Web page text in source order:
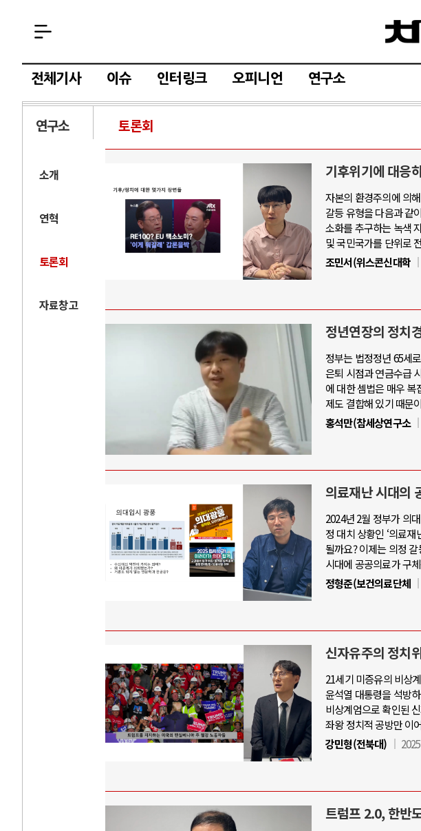
전체기사 이슈 인터링크 오피니언 연구소
연구소 토론회
소개
연혁
토론회
자료창고
기후위기에 대응
자본의 환경주의에 의
갈등 유형을 다음과 같
소화를 추구하는 녹색
및 국민국가를 단위로
조민서(위스콘신대학
정년연장의 정치
정부는 법정정년 65세
은퇴 시점과 연금수급
에 대한 셈법은 매우
제도 결합해 있기 때문
홍석만(참세상연구소
의료재난 시대의
2024년 2월 정부가 의
정 대치 상황인 ‘의료
될까요? 이제는 의정
시대에 공공의료가 구
정형준(보건의료단체
신자유주의 정치
21세기 미증유의 비상
윤석열 대통령을 석방
비상계엄으로 확인된
좌왕 정치적 공방만 이
강민형(전북대)
트럼프 2.0, 한반
중국 AI, 저가 공세로 글로벌 토큰 시..
AI 국부펀드 구상 놓고 미국 진보진영 ..
러시아-우크라이나 전쟁
전쟁의 추상화: 우크라이나, 대리전의 역..
EU·우크라이나 드론 협력 직후, 러시아..
우크라이나, 덴마크, 에스토니아, 네덜란..
러·우크라, 대규모 공습 주고받아…민간 ..